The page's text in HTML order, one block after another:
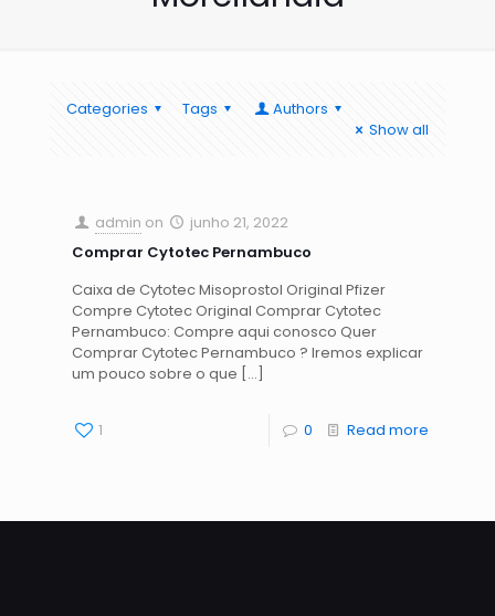
Categories Tags
Authors
Show all
admin on
junho 21, 2022
Comprar Cytotec Pernambuco
Caixa de Cytotec Misoprostol Original Pfizer
Compre Cytotec Original Comprar Cytotec
Pernambuco: Compre aqui conosco Quer
Comprar Cytotec Pernambuco ? Iremos explicar
um pouco sobre o que […]
1 0 Read more